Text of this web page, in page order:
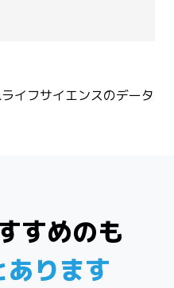
イフサイエンスのデータ
すめのも
ります